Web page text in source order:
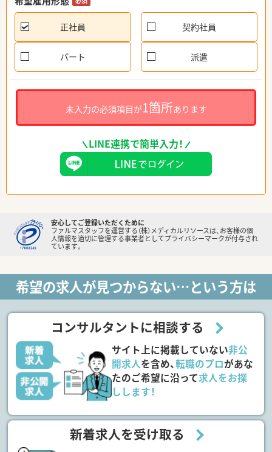
正社員 契約社員
パート 派遣
未入力の必須項目が1箇所あります
LINE連携で簡単入力！
安心してご登録いただくために
ファルマスタッフを運営する（株）メディカルリソースは、お客様の個
人情報を適切に管理する事業者としてプライバシーマークが付与され
ています。
希望の求人が見つからない…という方は
コンサルタントに相談する
サイト上に掲載していない非公
開求人を含め、転職のプロがあな
たのご希望に沿って求人をお探
しします！
新着求人を受け取る